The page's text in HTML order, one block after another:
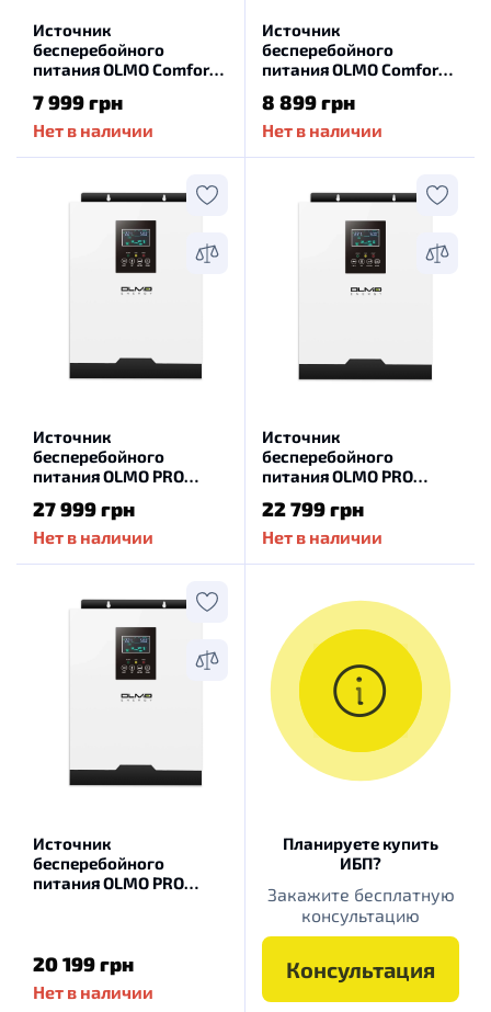
Источник
бесперебойного
питания OLMO Comfort
7 999 грн
Нет в наличии
Источник
бесперебойного
питания OLMO Comfort
8 899 грн
Нет в наличии
Источник
бесперебойного
питания OLMO PRO
27 999 грн
Нет в наличии
Источник
бесперебойного
питания OLMO PRO
22 799 грн
Нет в наличии
Источник
бесперебойного
питания OLMO PRO
20 199 грн
Нет в наличии
Планируете купить
ИБП?
Закажите бесплатную
консультацию
Консультация